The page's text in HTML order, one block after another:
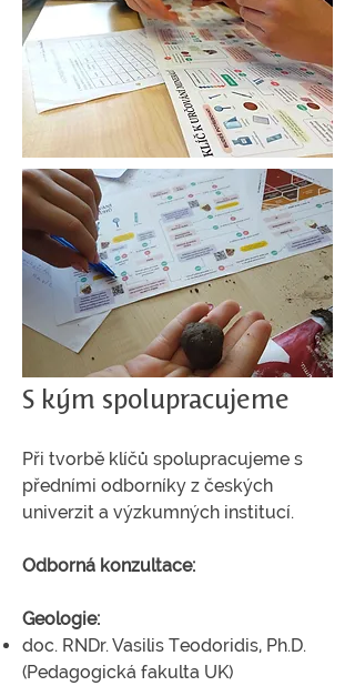
S kým spolupracujeme
Při tvorbě klíčů spolupracujeme s
předními odborníky z českých
univerzit a výzkumných institucí.
Odborná konzultace:
Geologie:
doc. RNDr. Vasilis Teodoridis, Ph.D.
(Pedagogická fakulta UK)